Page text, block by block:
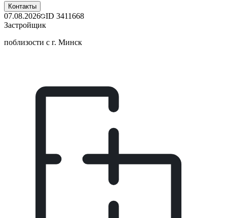
Контакты
07.08.2026 ID 3411668
Застройщик
поблизости с г. Минск